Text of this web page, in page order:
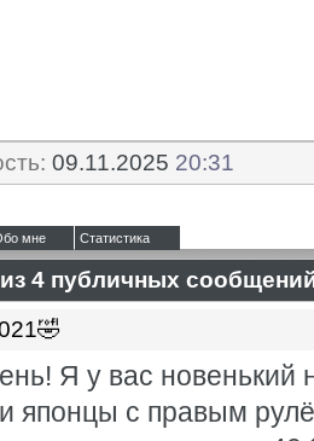
09.11.2025 20:31
мне Статистика
из 4 публичных
Я у вас новенький
японцы с правым